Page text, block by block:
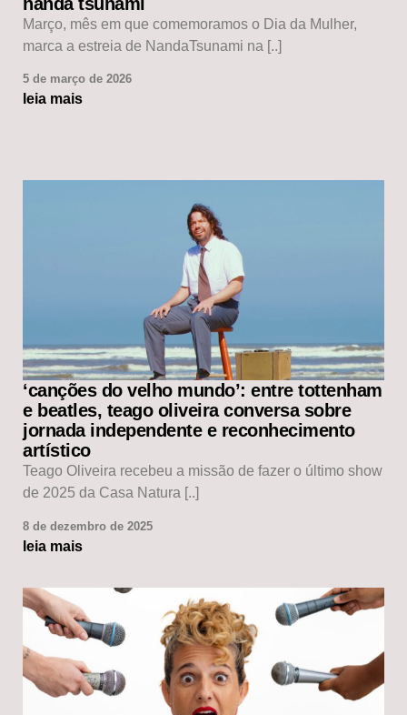
Março, mês em que comemoramos o Dia da Mulher,
marca a estreia de NandaTsunami na [..]
5 de março de 2026
leia mais
‘canções do velho mundo’: entre tottenham
e beatles, teago oliveira conversa sobre
jornada independente e reconhecimento
artístico
Teago Oliveira recebeu a missão de fazer o último show
de 2025 da Casa Natura [..]
8 de dezembro de 2025
leia mais